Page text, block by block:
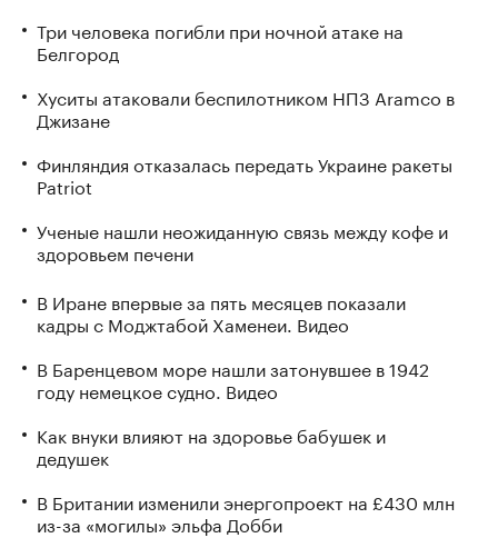
Три человека погибли при ночной атаке на
Белгород
Хуситы атаковали беспилотником НПЗ Aramco в
Джизане
Финляндия отказалась передать Украине ракеты
Patriot
Ученые нашли неожиданную связь между кофе и
здоровьем печени
В Иране впервые за пять месяцев показали
кадры с Моджтабой Хаменеи. Видео
В Баренцевом море нашли затонувшее в 1942
году немецкое судно. Видео
Как внуки влияют на здоровье бабушек и
дедушек
В Британии изменили энергопроект на £430 млн
из-за «могилы» эльфа Добби